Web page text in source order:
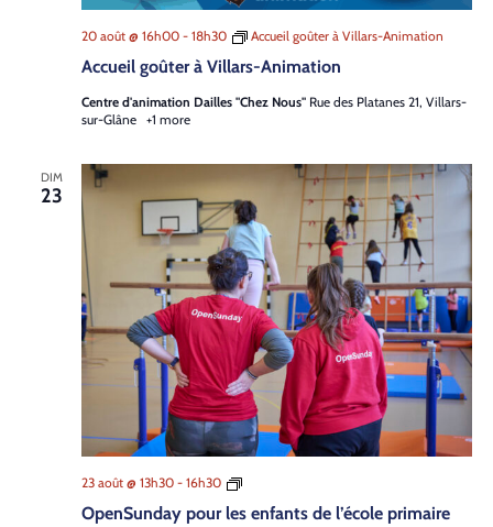
Accueil goûter à Villars-Animation
20 août @ 16h00- 18h30 Accueil goûter à Villars-Animation
Centre d'animation Dailles "Chez Nous" Rue des Platanes 21, Villars-
sur-Glâne +1 more
DIM
23
Open­Sun­day pour les enfants de l’é­cole pri­maire
23 août @ 13h30- 16h30
Open­
day